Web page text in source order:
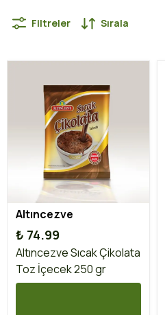
Filtreler Sırala
Altıncezve
₺ 74.99
Altıncezve Sıcak Çikolata
Toz İçecek 250 gr